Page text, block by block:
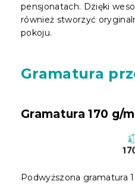
pensjonatach. Dzięki
również stworzyć
pokoju.
Gramatura
Gramatura 170 g/
Podwyższona gramatura